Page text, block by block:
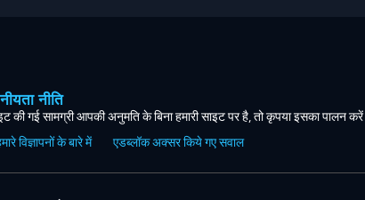
नीति
की गई सामग्री आपकी अनुमति के बिना हमारी साइट पर है, तो कृपया इसका पालन करें
विज्ञापनों के बारे में एडब्लॉक अक्सर किये गए सवाल